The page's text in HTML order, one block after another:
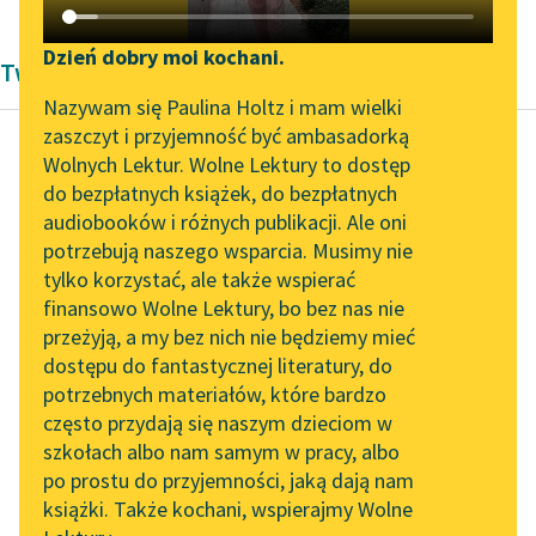
Katalog DAISY
Podkasty o książkach
Zgłoś brak utworu
Aktualności
Zapraszamy na spotkanie
online z tłumaczkami
literatury skandynawskiej
Spotkanie z Katarzyną
Tunkiel w Oslo
Wolne Lektury na 32.
Pol’and’Rock Festivalu
„Kochanek Lady
Chatterley” do słuchania
na Wolnych Lekturach
Nowy audiobook –
Narzędzia
Mapa Wolnych Lektur
Leśmianator
Przewodnik dla piszących i
czytających
API
OAI-PMH
Widget Wolnych Lektur
Przypisy
Dzień dobry moi kochani.
Nazywam się Paulina Holtz i mam wielki
zaszczyt i przyjemność być ambasadorką
Wolnych Lektur. Wolne Lektury to dostęp
do bezpłatnych książek, do bezpłatnych
audiobooków i różnych publikacji. Ale oni
potrzebują naszego wsparcia. Musimy nie
tylko korzystać, ale także wspierać
finansowo Wolne Lektury, bo bez nas nie
przeżyją, a my bez nich nie będziemy mieć
dostępu do fantastycznej literatury, do
potrzebnych materiałów, które bardzo
często przydają się naszym dzieciom w
szkołach albo nam samym w pracy, albo
po prostu do przyjemności, jaką dają nam
książki. Także kochani, wspierajmy Wolne
Twórczość Antoniny Domańskiej
Antonina Domańska
Paziowie króla
Zygmunta
Wtedy Krystek, acz
cichy i ślamazarny, nie
pozbawiony jednak
ludzkich uczuć, kopnął
psa z całej...
Czytaj więcej